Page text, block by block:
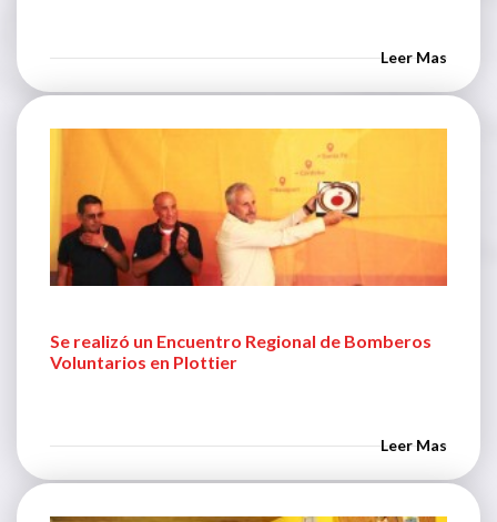
Leer Mas
Se realizó un Encuentro Regional de Bomberos
Voluntarios en Plottier
Leer Mas